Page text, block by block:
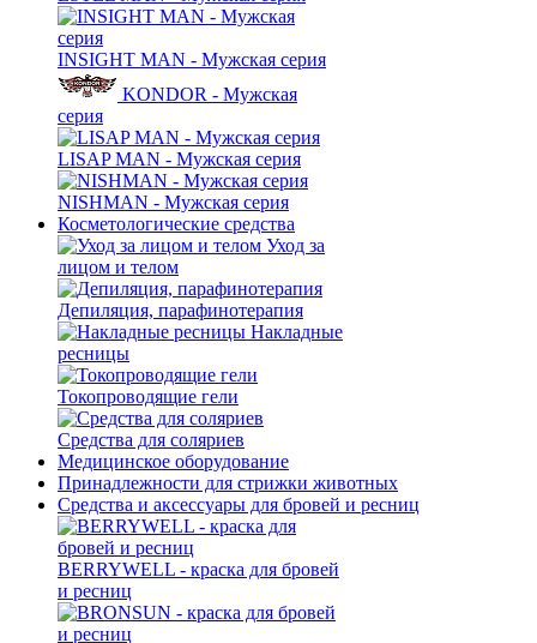
INSIGHT MAN - Мужская серия
KONDOR - Мужская
серия
LISAP MAN - Мужская серия
NISHMAN - Мужская серия
Косметологические средства
Уход за
лицом и телом
Депиляция, парафинотерапия
Накладные
ресницы
Токопроводящие гели
Средства для соляриев
Медицинское оборудование
Принадлежности для стрижки животных
Средства и аксессуары для бровей и ресниц
BERRYWELL - краска для бровей
и ресниц